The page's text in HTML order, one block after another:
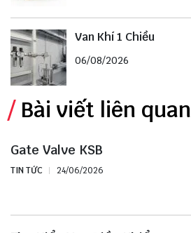
Van Khí 1 Chiều
06/08/2026
Bài viết liên quan
Gate Valve KSB
TIN TỨC 24/06/2026